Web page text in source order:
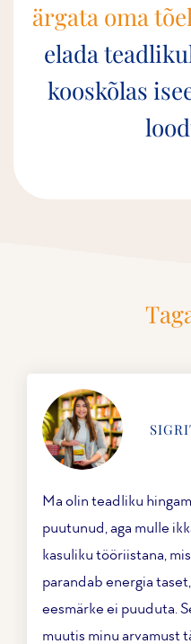
ärgata oma
elada
kooskõlas
Ma olin teadliku
puutunud, aga mulle
kasuliku tööriistana,
parandab energia
eesmärke ei puuduta.
muutis minu arvamust